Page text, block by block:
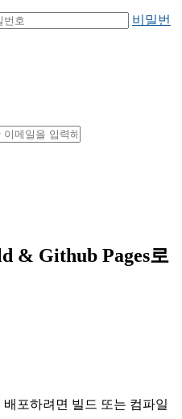
비밀번
& Github Pages로
포하려면 빌드 또는 컴파일